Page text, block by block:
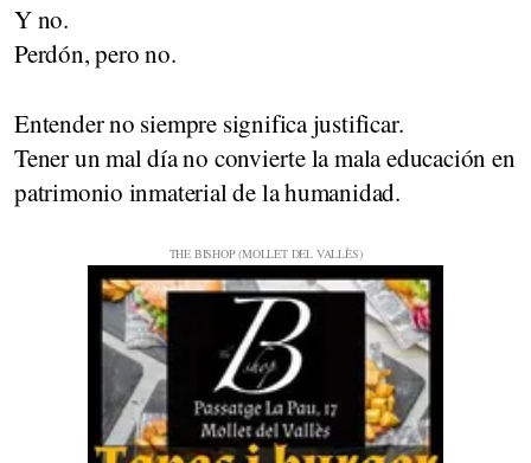
Y no.
Perdón, pero no.
Entender no siempre significa justificar.
Tener un mal día no convierte la mala educación en
patrimonio inmaterial de la humanidad.